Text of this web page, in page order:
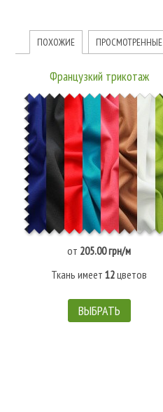
ПОХОЖИЕ ПРОСМОТРЕННЫЕ
Французкий трикотаж
LMB11524G
от 205.00 грн/м
Ткань имеет12цветов
ВЫБРАТЬ